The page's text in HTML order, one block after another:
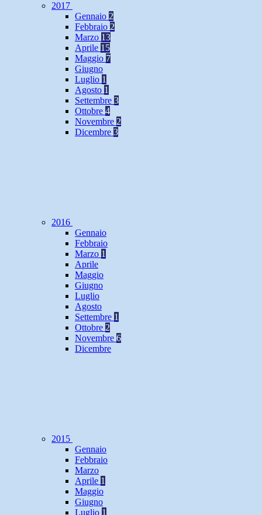
2017
Gennaio 2
Febbraio 2
Marzo 13
Aprile 15
Maggio 7
Giugno
Luglio 1
Agosto 1
Settembre 3
Ottobre 4
Novembre 2
Dicembre 3
2016
Gennaio
Febbraio
Marzo 1
Aprile
Maggio
Giugno
Luglio
Agosto
Settembre 1
Ottobre 2
Novembre 6
Dicembre
2015
Gennaio
Febbraio
Marzo
Aprile 1
Maggio
Giugno
Luglio 1